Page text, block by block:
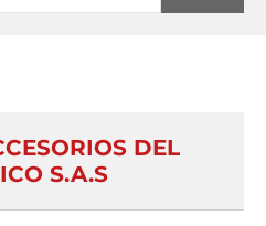
DEL
S.A.S